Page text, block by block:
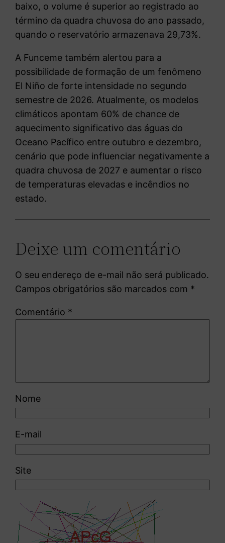
baixo, o volume é superior ao registrado ao
término da quadra chuvosa do ano passado,
quando o reservatório armazenava 29,73%.
A Funceme também alertou para a
possibilidade de formação de um fenômeno
El Niño de forte intensidade no segundo
semestre de 2026. Atualmente, os modelos
climáticos apontam 60% de chance de
aquecimento significativo das águas do
Oceano Pacífico entre outubro e dezembro,
cenário que pode influenciar negativamente a
quadra chuvosa de 2027 e aumentar o risco
de temperaturas elevadas e incêndios no
estado.
Deixe um comentário
O seu endereço de e-mail não será publicado.
Campos obrigatórios são marcados com *
Comentário *
Nome
E-mail
Site